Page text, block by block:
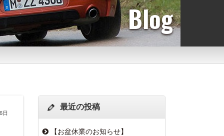
Blog
日
最近の投稿
【お盆休業のお知らせ】